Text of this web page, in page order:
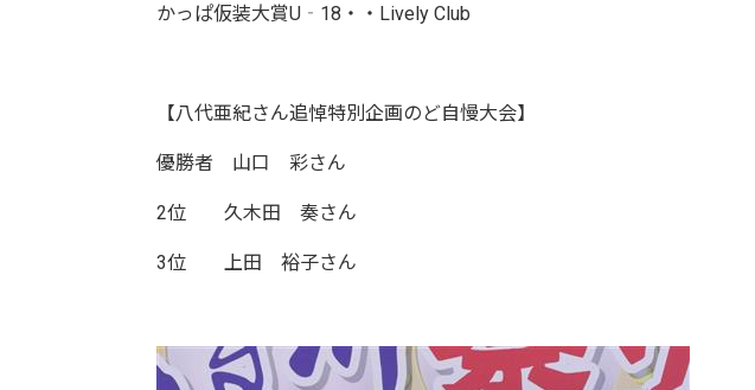
かっぱ仮装大賞U‐18・・Lively Club
【八代亜紀さん追悼特別企画のど自慢大会】
優勝者 山口 彩さん
2位 久木田 奏さん
3位 上田 裕子さん